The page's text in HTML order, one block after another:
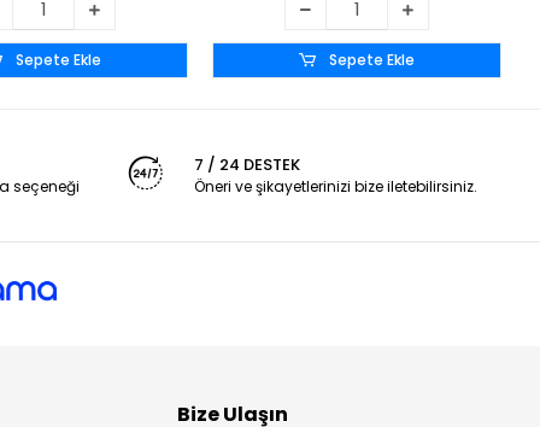
Sepete Ekle Sepete Ekle
seçeneği
7 / 24 DESTEK
Öneri ve şikayetlerinizi bize iletebilirsiniz.
Bize Ulaşın